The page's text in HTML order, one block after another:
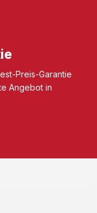
Preis-Garantie
Angebot in